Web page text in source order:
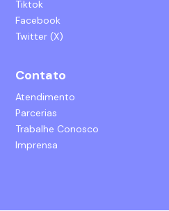
Tiktok
Facebook
Twitter (X)
Contato
Atendimento
Parcerias
Trabalhe Conosco
Imprensa